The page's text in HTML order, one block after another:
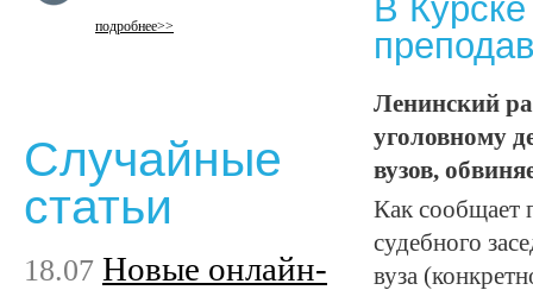
В
Ленинский
уголовному
вузов,
Как сообщает
судебного
вуза
подробнее>>
Случайные
статьи
18.07 Новые онлайн-